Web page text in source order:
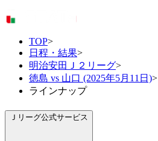
TOP>
日程・結果>
明治安田Ｊ２リーグ>
徳島 vs 山口 (2025年5月11日)>
ラインナップ
Ｊリーグ公式サービス